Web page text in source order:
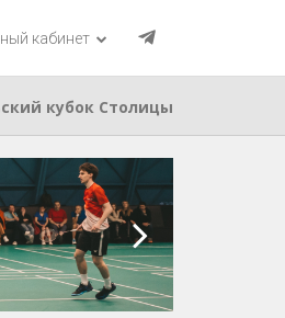
кабинет
кубок Столицы